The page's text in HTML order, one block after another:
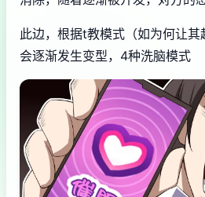
此边，根据t教模式（如为何让
会逐渐发生变型，4种洗脑模式